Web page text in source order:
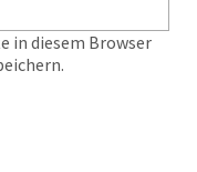
in diesem Browser